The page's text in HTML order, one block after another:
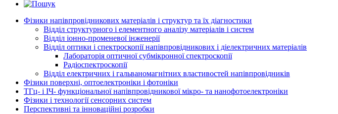
Фізики напівпровідникових матеріалів і структур та їх діагностики
Відділ структурного і елементного аналізу матеріалів і систем
Відділ іонно-променевої інженерії
Відділ оптики і спектроскопії напівпровідникових і діелектричних матеріалів
Лабораторія оптичної субмікронної спектроскопії
Радіоспектроскопії
Відділ електричних і гальваномагнітних властивостей напівпровідників
Фізики поверхні, оптоелектроніки і фотоніки
ТГц- і ІЧ- функціональної напівпровідникової мікро- та нанофотоелектроніки
Фізики і технології сенсорних систем
Перспективні та інноваційні розробки